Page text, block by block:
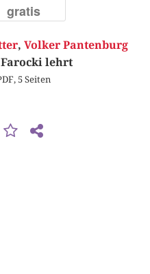
gratis
, Volker Pantenburg
Farocki lehrt
5 Seiten